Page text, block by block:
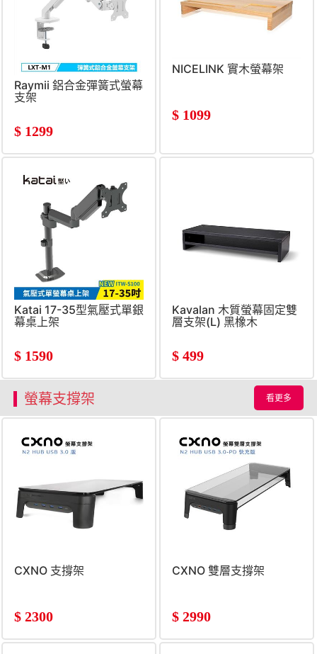
Raymii 鋁合金彈簧式螢幕
支架
$ 1299
NICELINK 實木螢幕架
$ 1099
Katai 17-35型氣壓式單銀
幕桌上架
$ 1590
Kavalan 木質螢幕固定雙
層支架(L) 黑橡木
$ 499
螢幕支撐架 看更多
CXNO 支撐架
$ 2300
CXNO 雙層支撐架
$ 2990